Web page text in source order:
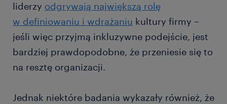
liderzy odgrywają największą rolę
w definiowaniu i wdrażaniu kultury firmy –
jeśli więc przyjmą inkluzywne podejście, jest
bardziej prawdopodobne, że przeniesie się to
na resztę organizacji.
Jednak niektóre badania wykazały również, że